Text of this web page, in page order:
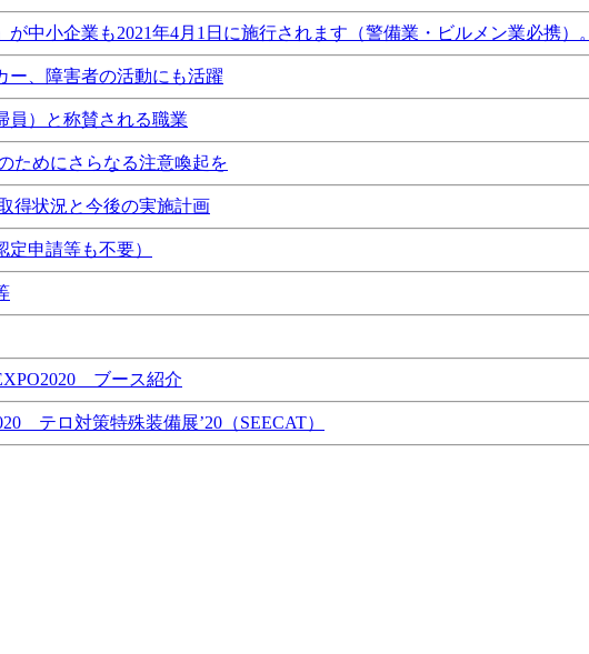
中小企業も2021年4月1日に施行されます（警備業・ビルメン業必携）。
、障害者の活動にも活躍
）と称賛される職業
ためにさらなる注意喚起を
得状況と今後の実施計画
申請等も不要）
ブース紹介
テロ対策特殊装備展’20（SEECAT）